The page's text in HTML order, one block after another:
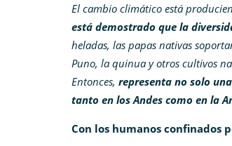
El cambio climático está
está demostrado que la
heladas, las papas nativas
Puno, la quinua y otros cultivos
Entonces, representa no solo
tanto en los Andes como en la
Con los humanos confinados